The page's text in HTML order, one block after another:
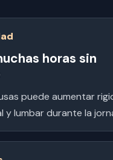
horas sin
puede aumentar
y lumbar durante la